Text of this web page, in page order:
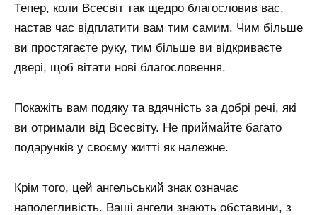
Тепер, коли Всесвіт так щедро благословив вас,
настав час відплатити вам тим самим. Чим більше
ви простягаєте руку, тим більше ви відкриваєте
двері, щоб вітати нові благословення.
Покажіть вам подяку та вдячність за добрі речі, які
ви отримали від Всесвіту. Не приймайте багато
подарунків у своєму житті як належне.
Крім того, цей ангельський знак означає
наполегливість. Ваші ангели знають обставини, з